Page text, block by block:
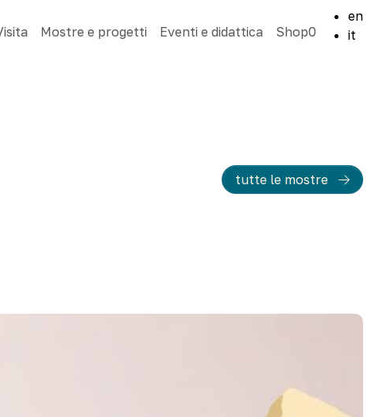
Mostre e progetti Eventi e didattica Shop0
en
it
tutte le mostre